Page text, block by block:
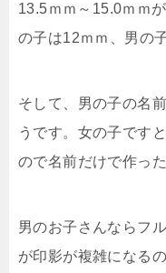
13.5ｍｍ～15.0ｍｍ
の子は12ｍｍ、男の
そして、男の子の名
うです。女の子です
ので名前だけで作った
男のお子さんならフ
が印影が複雑になる